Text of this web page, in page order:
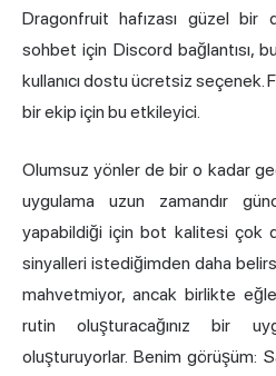
Dragonfruit hafızası güzel bir
sohbet için Discord bağlantısı,
kullanıcı dostu ücretsiz seçenek.
bir ekip için bu etkileyici.
Olumsuz yönler de bir o kadar
uygulama uzun zamandır
yapabildiği için bot kalitesi çok
sinyalleri istediğimden daha
mahvetmiyor, ancak birlikte
rutin oluşturacağınız bir
oluşturuyorlar. Benim görüşüm: